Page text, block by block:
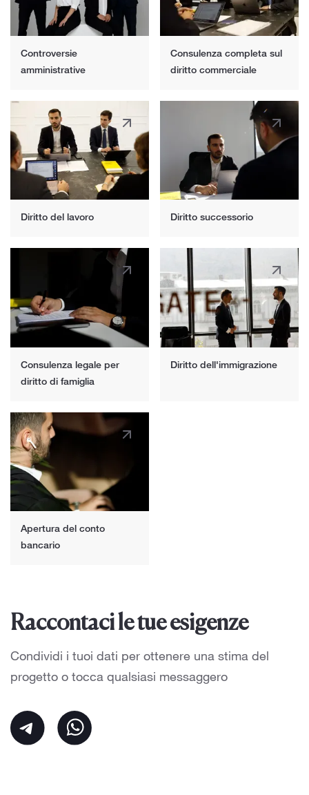
presso uffici di rappresentanza diplomatici ed
equivalenti in Georgia non sono inclusi in
questo periodo.
Controversie
amministrative
Consulenza completa sul
diritto commerciale
Diritto del lavoro Diritto successorio
Consulenza legale per
diritto di famiglia
Diritto dell'immigrazione
Apertura del conto
bancario
Raccontaci le tue esigenze
Condividi i tuoi dati per ottenere una stima del
progetto o tocca qualsiasi messaggero